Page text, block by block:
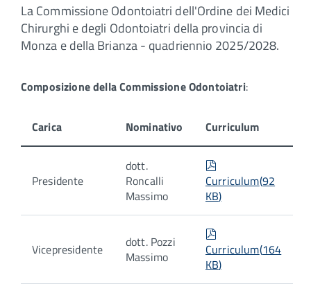
La Commissione Odontoiatri dell'Ordine dei Medici
Chirurghi e degli Odontoiatri della provincia di
Monza e della Brianza - quadriennio 2025/2028.
Composizione della Commissione Odontoiatri:
Carica Nominativo Curriculum
Presidente
dott.
Roncalli
Massimo
Curriculum(92
KB)
Vicepresidente
dott. Pozzi
Massimo
Curriculum(164
KB)